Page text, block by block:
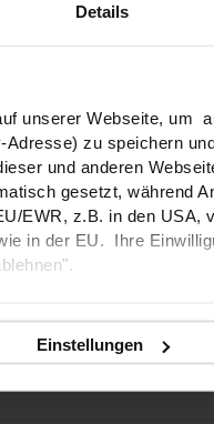
Details
unserer Webseite, um
zu speichern
und anderen
gesetzt, während
EWR, z.B. in den USA,
in der EU. Ihre
Einstellungen